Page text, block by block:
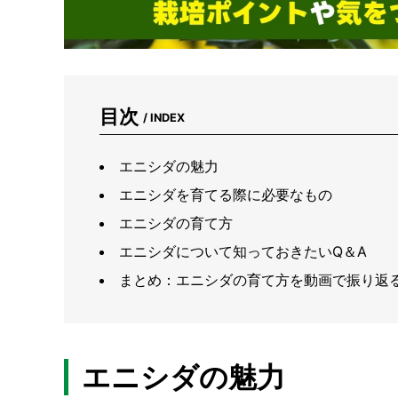
目次 / INDEX
エニシダの魅力
エニシダを育てる際に必要なもの
エニシダの育て方
エニシダについて知っておきたいQ＆A
まとめ：エニシダの育て方を動画で振り返
エニシダの魅力